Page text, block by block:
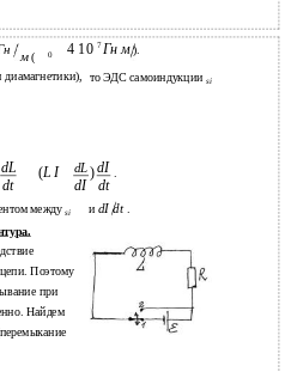
м( 0 4 10 7Гн м).
диамагнетики), то ЭДС самоиндукции si
dL (L I dL) dI .
dt dI dt
междуsi и dI dt.
Поэтому
при
Найдем